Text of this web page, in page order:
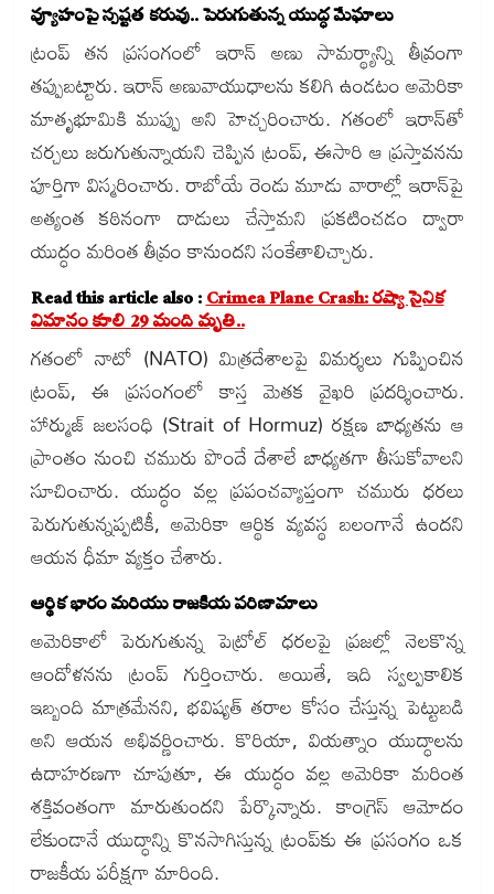
వ్యూహంపై స్పష్టత కరువు.. పెరుగుతున్న యుద్ధ మేఘాలు
ట్రంప్ తన ప్రసంగంలో ఇరాన్ అణు సామర్థ్యాన్ని తీవ్రంగా
తప్పుబట్టారు. ఇరాన్ అణువాయుధాలను కలిగి ఉండటం అమెరికా
మాతృభూమికి ముప్పు అని హెచ్చరించారు. గతంలో ఇరాన్‌తో
చర్చలు జరుగుతున్నాయని చెప్పిన ట్రంప్, ఈసారి ఆ ప్రస్తావనను
పూర్తిగా విస్మరించారు. రాబోయే రెండు మూడు వారాల్లో ఇరాన్‌పై
అత్యంత కఠినంగా దాడులు చేస్తామని ప్రకటించడం ద్వారా
యుద్ధం మరింత తీవ్రం కానుందని సంకేతాలిచ్చారు.
Read this article also :Crimea Plane Crash: రష్యా సైనిక
విమానం కూలి 29 మంది మృతి..
గతంలో నాటో (NATO) మిత్రదేశాలపై విమర్శలు గుప్పించిన
ట్రంప్, ఈ ప్రసంగంలో కాస్త మెతక వైఖరి ప్రదర్శించారు.
హార్ముజ్ జలసంధి (Strait of Hormuz) రక్షణ బాధ్యతను ఆ
ప్రాంతం నుంచి చమురు పొందే దేశాలే బాధ్యతగా తీసుకోవాలని
సూచించారు. యుద్ధం వల్ల ప్రపంచవ్యాప్తంగా చమురు ధరలు
పెరుగుతున్నప్పటికీ, అమెరికా ఆర్థిక వ్యవస్థ బలంగానే ఉందని
ఆయన ధీమా వ్యక్తం చేశారు.
ఆర్థిక భారం మరియు రాజకీయ పరిణామాలు
అమెరికాలో పెరుగుతున్న పెట్రోల్ ధరలపై ప్రజల్లో నెలకొన్న
ఆందోళనను ట్రంప్ గుర్తించారు. అయితే, ఇది స్వల్పకాలిక
ఇబ్బంది మాత్రమేనని, భవిష్యత్ తరాల కోసం చేస్తున్న పెట్టుబడి
అని ఆయన అభివర్ణించారు. కొరియా, వియత్నాం యుద్ధాలను
ఉదాహరణగా చూపుతూ, ఈ యుద్ధం వల్ల అమెరికా మరింత
శక్తివంతంగా మారుతుందని పేర్కొన్నారు. కాంగ్రెస్ ఆమోదం
లేకుండానే యుద్ధాన్ని కొనసాగిస్తున్న ట్రంప్‌కు ఈ ప్రసంగం ఒక
రాజకీయ పరీక్షగా మారింది.